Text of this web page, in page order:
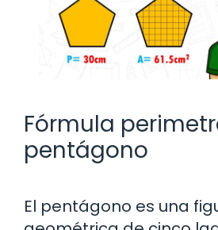
Fórmula
pentágono
El pentágono es una